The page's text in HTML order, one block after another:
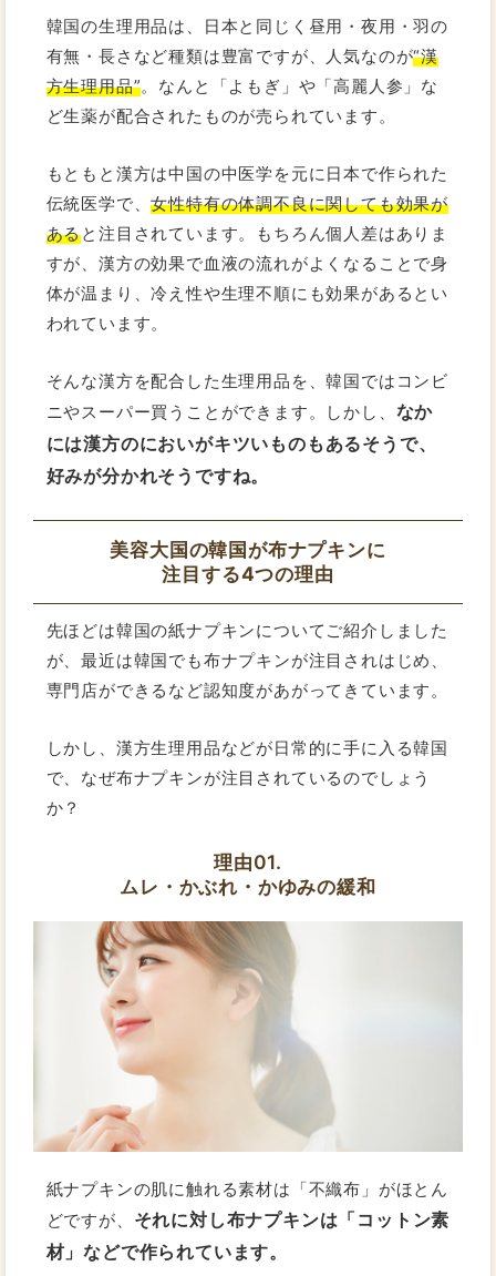
韓国の生理用品は、日本と同じく昼用・夜用・羽の
有無・長さなど種類は豊富ですが、人気なのが“漢
方生理用品”。なんと「よもぎ」や「高麗人参」な
ど生薬が配合されたものが売られています。
もともと漢方は中国の中医学を元に日本で作られた
伝統医学で、女性特有の体調不良に関しても効果が
あると注目されています。もちろん個人差はありま
すが、漢方の効果で血液の流れがよくなることで身
体が温まり、冷え性や生理不順にも効果があるとい
われています。
そんな漢方を配合した生理用品を、韓国ではコンビ
ニやスーパー買うことができます。しかし、 なか
には漢方のにおいがキツいものもあるそうで、
好みが分かれそうですね。
美容大国の韓国が布ナプキンに
注目する4つの理由
先ほどは韓国の紙ナプキンについてご紹介しました
が、最近は韓国でも布ナプキンが注目されはじめ、
専門店ができるなど認知度があがってきています。
しかし、漢方生理用品などが日常的に手に入る韓国
で、なぜ布ナプキンが注目されているのでしょう
か？
理由01.
ムレ・かぶれ・かゆみの緩和
紙ナプキンの肌に触れる素材は「不織布」がほとん
どですが、 それに対し布ナプキンは「コットン素
材」などで作られています。